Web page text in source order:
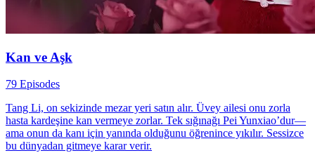
Kan ve Aşk
79 Episodes
Tang Li, on sekizinde mezar yeri satın alır. Üvey ailesi onu zorla
hasta kardeşine kan vermeye zorlar. Tek sığınağı Pei Yunxiao’dur—
ama onun da kanı için yanında olduğunu öğrenince yıkılır. Sessizce
bu dünyadan gitmeye karar verir.